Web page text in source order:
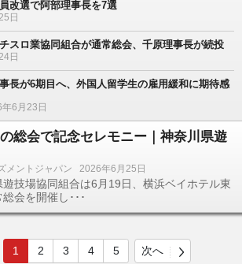
改選で阿部理事長を7選
日
スロ業協同組合が通常総会、千原理事長が続投
日
長が6期目へ、外国人留学生の雇用緩和に期待感
6月23日
総会で記念セレモニー｜神奈川県遊
メントジャパン 2026年6月25日
遊技場協同組合は6月19日、横浜ベイホテル東
会を開催し･･･
1 2 3 4 5 次へ